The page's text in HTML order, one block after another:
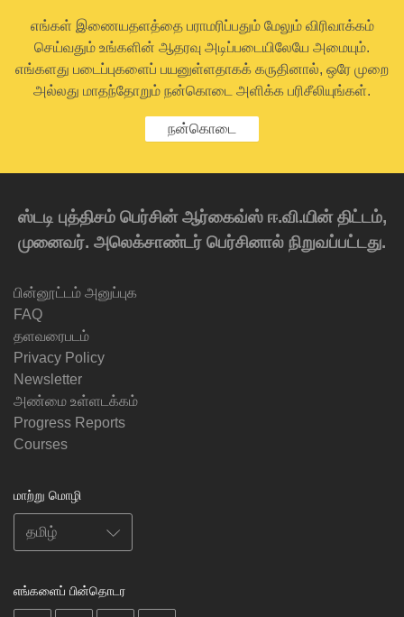
எங்கள் இணையதளத்தை பராமரிப்பதும் மேலும் விரிவாக்கம்
செய்வதும் உங்களின் ஆதரவு அடிப்படையிலேயே அமையும்.
எங்களது படைப்புகளைப் பயனுள்ளதாகக் கருதினால், ஒரே முறை
அல்லது மாதந்தோறும் நன்கொடை அளிக்க பரிசீலியுங்கள்.
நன்கொடை
ஸ்டடி புத்திசம் பெர்சின் ஆர்கைவ்ஸ் ஈ.வி.யின் திட்டம்,
முனைவர். அலெக்சாண்டர் பெர்சினால் நிறுவப்பட்டது.
பின்னூட்டம் அனுப்புக
FAQ
தளவரைபடம்
Privacy Policy
Newsletter
அண்மை உள்ளடக்கம்
Progress Reports
Courses
மாற்று மொழி
எங்களைப் பின்தொடர